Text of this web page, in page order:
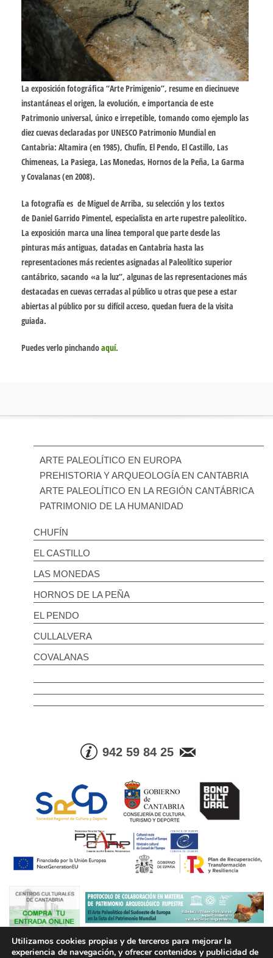
La exposición fotográfica “Arte Primigenio”, resume en diecinueve
instantáneas el origen, la evolución, e importancia de este
Patrimonio universal, único e irrepetible, tomando como ejemplo las
diez cuevas declaradas por UNESCO Patrimonio Mundial en
Cantabria: Altamira (en 1985), Chufín, El Pendo, El Castillo, Las
Chimeneas, La Pasiega, Las Monedas, Hornos de la Peña, La Garma
y Covalanas (en 2008).
La fotografía es de Miguel de Arriba, su selección y los textos
de Daniel Garrido Pimentel, especialista en arte rupestre paleolítico.
La exposición marca una línea temporal que parte desde las
pinturas más antiguas, datadas en Cantabria hasta las
representaciones más recientes asignadas al Paleolítico superior
cantábrico, sacando «a la luz”, algunas de las representaciones más
destacadas en cuevas cerradas al público u otras que pese a estar
abiertas al público por su difícil acceso, quedan fuera de la visita
guiada.
Puedes verlo pinchandoaquí.
ARTE PALEOLÍTICO EN EUROPA
PREHISTORIA Y ARQUEOLOGÍA EN CANTABRIA
ARTE PALEOLÍTICO EN LA REGIÓN CANTÁBRICA
PATRIMONIO DE LA HUMANIDAD
CHUFÍN
EL CASTILLO
LAS MONEDAS
HORNOS DE LA PEÑA
EL PENDO
CULLALVERA
COVALANAS
942 59 84 25
© Consejería de Cultura, Turismo y Deporte. Gobierno de Cantabria |
Utilizamos cookies propias y de terceros para mejorar la
experiencia de navegación, y ofrecer contenidos y publicidad de